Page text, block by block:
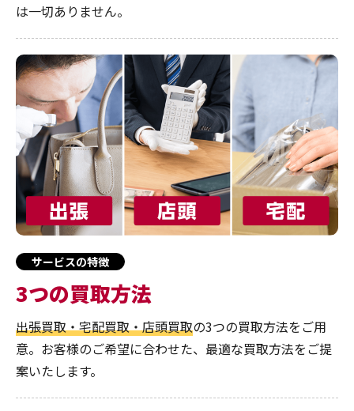
は一切ありません。
サービスの特徴
3つの買取方法
出張買取・宅配買取・店頭買取の3つの買取方法をご用
意。お客様のご希望に合わせた、最適な買取方法をご提
案いたします。